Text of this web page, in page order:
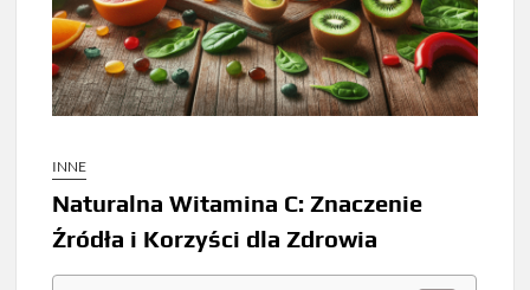
INNE
Naturalna Witamina C: Znaczenie
Źródła i Korzyści dla Zdrowia